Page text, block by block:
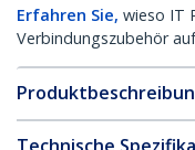
Erfahren Sie, wieso IT
Verbindungszubehör